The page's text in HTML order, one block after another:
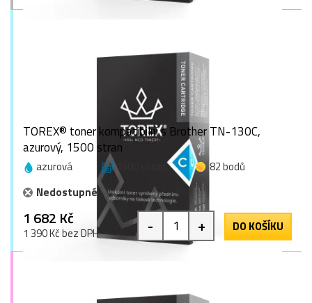
TOREX® toner kompatibilní s Brother TN-130C,
azurový, 1500 stran
azurová 1500 stran
82 bodů
Nedostupné
1 682 Kč
1 390 Kč bez DPH - + DO KOŠÍKU